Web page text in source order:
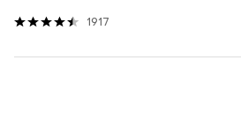
1917